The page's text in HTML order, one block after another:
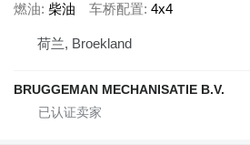
燃油 柴油 车桥配置 4x4
荷兰, Broekland
BRUGGEMAN MECHANISATIE B.V.